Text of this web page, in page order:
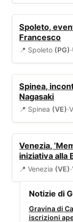
Spoleto,
Francesco
📍 Spoleto (PG)·
Spinea,
Nagasaki
📍 Spinea (VE)·
Venezia,
iniziativa alla
📍 Venezia (VE)·
Notizie di
Gravina di
iscrizioni